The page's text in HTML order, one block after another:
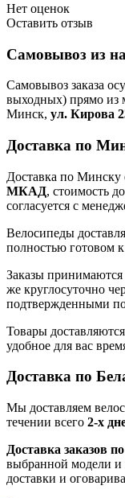
Нет оценок
Оставить отзыв
Самовывоз из
Самовывоз заказа
выходных) прямо из
Минск, ул. Кирова
Доставка по
Доставка по Минску
МКАД, стоимость
согласуется с
Велосипеды
полностью готовом
Заказы принимаются
же круглосуточно
подтвержденными
Товары доставляются
удобное для вас
Доставка по
Мы доставляем
течении всего 2-х
Доставка заказов
выбранной модели и
доставки и